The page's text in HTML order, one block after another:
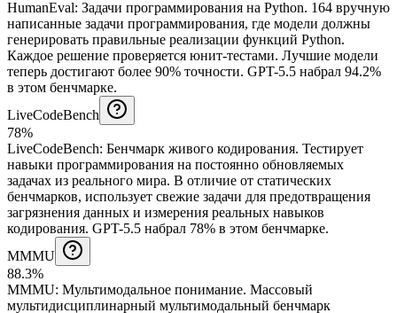
HumanEval: Задачи программирования на Python. 164 вручную
написанные задачи программирования, где модели должны
генерировать правильные реализации функций Python.
Каждое решение проверяется юнит-тестами. Лучшие модели
теперь достигают более 90% точности. GPT-5.5 набрал 94.2%
в этом бенчмарке.
LiveCodeBench
78%
LiveCodeBench: Бенчмарк живого кодирования. Тестирует
навыки программирования на постоянно обновляемых
задачах из реального мира. В отличие от статических
бенчмарков, использует свежие задачи для предотвращения
загрязнения данных и измерения реальных навыков
кодирования. GPT-5.5 набрал 78% в этом бенчмарке.
MMMU
88.3%
MMMU: Мультимодальное понимание. Массовый
мультидисциплинарный мультимодальный бенчмарк